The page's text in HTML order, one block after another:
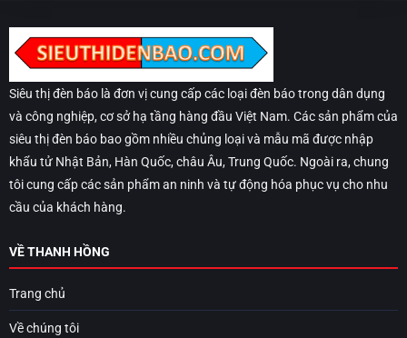
Siêu thị đèn báo là đơn vị cung cấp các loại đèn báo trong dân dụng
và công nghiệp, cơ sở hạ tầng hàng đầu Việt Nam. Các sản phẩm của
siêu thị đèn báo bao gồm nhiều chủng loại và mẫu mã được nhập
khẩu tử Nhật Bản, Hàn Quốc, châu Âu, Trung Quốc. Ngoài ra, chung
tôi cung cấp các sản phẩm an ninh và tự động hóa phục vụ cho nhu
cầu của khách hàng.
VỀ THANH HỒNG
Trang chủ
Về chúng tôi